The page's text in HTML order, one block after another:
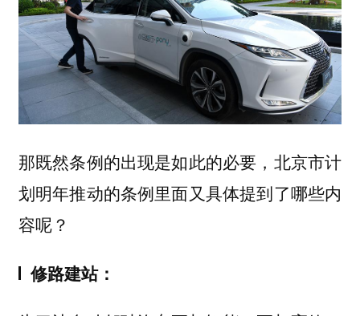
那既然条例的出现是如此的必要，北京市计
划明年推动的条例里面又具体提到了哪些内
容呢？
修路建站：